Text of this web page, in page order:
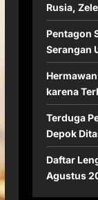
Rusia,
Pentagon
Serangan
karena
Terduga
Depok
Daftar
Agustus